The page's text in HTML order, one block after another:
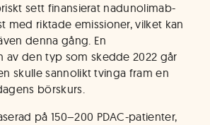
sett finansierat nadunolimab-
med riktade emissioner, vilket kan
denna gång. En
av den typ som skedde 2022 går
skulle sannolikt tvinga fram en
börskurs.
på 150–200 PDAC-patienter,